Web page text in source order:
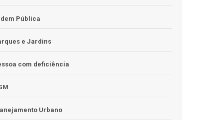
Pública
e Jardins
com deficiência
Urbano